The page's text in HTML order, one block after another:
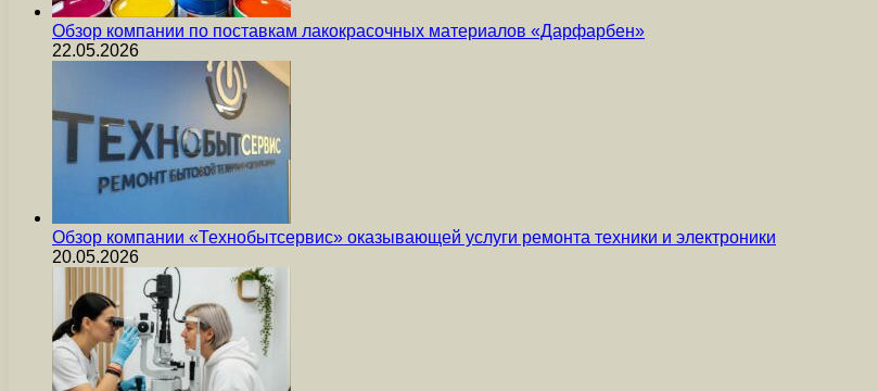
Обзор компании по поставкам лакокрасочных материалов «Дарфарбен»
22.05.2026
Обзор компании «Технобытсервис» оказывающей услуги ремонта техники и электроники
20.05.2026